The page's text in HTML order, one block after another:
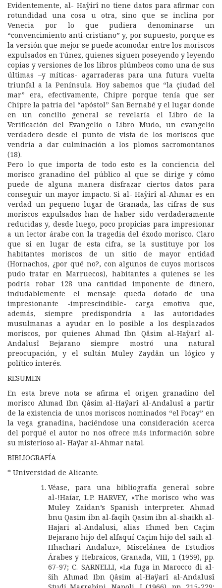
Evidentemente, al- Haÿirî no tiene datos para afirmar con
rotundidad una cosa u otra, sino que se inclina por
Venecia por lo que pudiera denominarse un
“convencimiento anti-cristiano” y, por supuesto, porque es
la versión que mejor se puede acomodar entre los moriscos
expulsados en Túnez, quienes siguen poseyendo y leyendo
copias y versiones de los libros plúmbeos como una de sus
últimas –y míticas- agarraderas para una futura vuelta
triunfal a la Península. Hoy sabemos que “la çiudad del
mar” era, efectivamente, Chipre porque tenía que ser
Chipre la patria del “apóstol” San Bernabé y el lugar donde
en un concilio general se revelaría el Libro de la
Verificación del Evangelio o Libro Mudo, un evangelio
verdadero desde el punto de vista de los moriscos que
vendría a dar culminación a los plomos sacromontanos
(18).
Pero lo que importa de todo esto es la conciencia del
morisco granadino del público al que se dirige y cómo
puede de alguna manera disfrazar ciertos datos para
conseguir un mayor impacto. Si al- Haÿirî al-Ahmar es en
verdad un pequeño lugar de Granada, las cifras de sus
moriscos expulsados han de haber sido verdaderamente
reducidas y, desde luego, poco propicias para impresionar
a un lector árabe con la tragedia del éxodo morisco. Claro
que si en lugar de esta cifra, se la sustituye por los
habitantes moriscos de un sitio de mayor entidad
(Hornachos, ¿por qué no?, con algunos de cuyos moriscos
pudo tratar en Marruecos), habitantes a quienes se les
podría robar 128 una cantidad imponente de dinero,
indudablemente el mensaje queda dotado de una
impresionante -imprescindible- carga emotiva que,
además, siempre predispondría a las autoridades
musulmanas a ayudar en lo posible a los desplazados
moriscos, por quienes Ahmad Ibn Qâsim al-Haÿarî al-
Andalusî Bejarano siempre mostró una natural
preocupación, y el sultán Muley Zaydân un lógico y
político interés.
RESUMEN
En esta breve nota se afirma el origen granadino del
morisco Ahmad Ibn Qâsim al-Haÿarî al-Andalusî a partir
de la existencia de unos moriscos nominados “el Focay” en
la vega granadina, haciéndose una consideración acerca
del porqué el autor no nos ofrece más información sobre
su misterioso al- Haÿar al-Ahmar natal.
BIBLIOGRAFÍA
* Universidad de Alicante.
Véase, para una bibliografía general sobre
al-!Haíar, L.P. HARVEY, «The morisco who was
Muley Zaidan’s Spanish interpreter. Ahmad
bnu Qasim ibn al-faqih Qasim ibn al-shaikh al-
Hajari al-Andalusi, alias Ehmed ben Caçim
Bejarano hijo del alfaquí Caçim hijo del saih al-
Hhachari Andaluz», Miscelánea de Estudios
Árabes y Hebraicos, Granada, VIII, 1 (1959), pp.
67-97; C. SARNELLI, «La fuga in Marocco di al-
ših Ahmad Ibn Qâsim al-Haÿarî al-Andalusî